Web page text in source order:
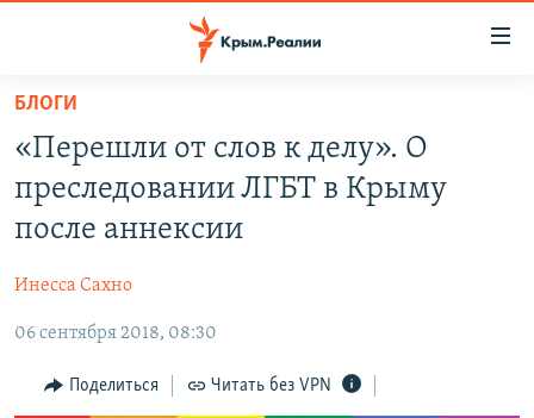
Вернуться
основному
содержанию
Вернутся
главной
Вернутся
поиску
СПЕЦПРОЕКТЫ
ВОДА
ЕЩЕ
ИНТЕРАКТИВ
ИНФОГРАФИКА
РАДІО СВОБОДА
КАК ОБОЙТИ БЛОКИРОВКУ
БЛОГИ
«Перешли от слов к делу». О
преследовании ЛГБТ в Крыму
после аннексии
Инесса Сахно
06 сентября 2018, 08:30
Поделиться Читать без VPN